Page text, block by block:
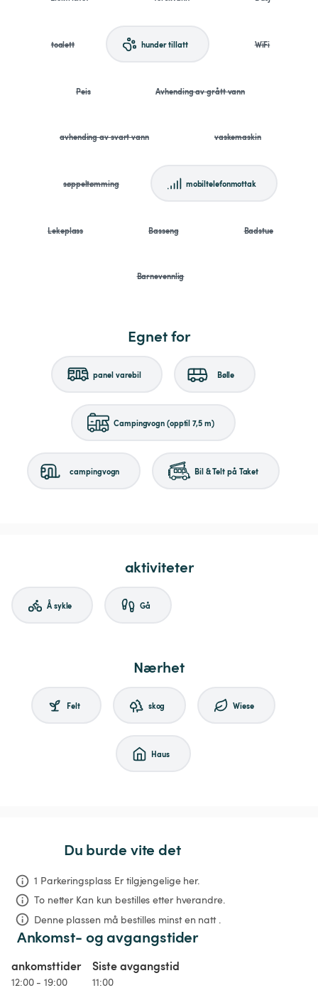
toalett hunder tillatt WiFi
Peis Avhending av grått vann
avhending av svart vann vaskemaskin
søppeltømming mobiltelefonmottak
Lekeplass Basseng Badstue
Barnevennlig
Egnet for
panel varebil Bølle
Campingvogn (opptil 7,5 m)
campingvogn Bil & Telt på Taket
aktiviteter
Å sykle Gå
Nærhet
Felt skog Wiese
Haus
Du burde vite det
1 Parkeringsplass Er tilgjengelige her.
To netter Kan kun bestilles etter hverandre.
Denne plassen må bestilles minst en natt .
Ankomst- og avgangstider
ankomsttider
12:00 - 19:00
Siste avgangstid
11:00